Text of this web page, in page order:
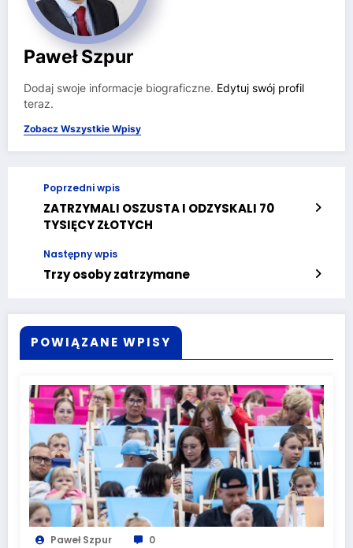
Paweł Szpur
Dodaj swoje informacje biograficzne. Edytuj swój profil
teraz.
Zobacz Wszystkie Wpisy
Poprzedni wpis
ZATRZYMALI OSZUSTA I ODZYSKALI 70
TYSIĘCY ZŁOTYCH
Następny wpis
Trzy osoby zatrzymane
POWIĄZANE WPISY
Paweł Szpur 0